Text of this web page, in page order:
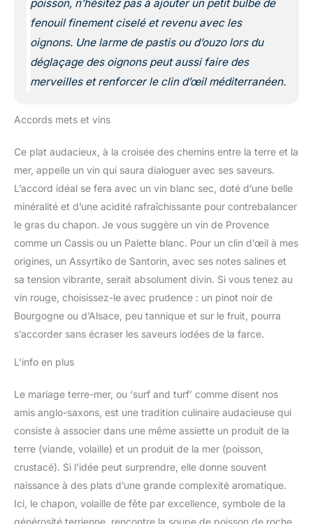
poisson, n’hésitez pas à ajouter un petit bulbe de
fenouil finement ciselé et revenu avec les
oignons. Une larme de pastis ou d’ouzo lors du
déglaçage des oignons peut aussi faire des
merveilles et renforcer le clin d’œil méditerranéen.
Accords mets et vins
Ce plat audacieux, à la croisée des chemins entre la terre et la
mer, appelle un vin qui saura dialoguer avec ses saveurs.
L’accord idéal se fera avec un vin blanc sec, doté d’une belle
minéralité et d’une acidité rafraîchissante pour contrebalancer
le gras du chapon. Je vous suggère un vin de Provence
comme un Cassis ou un Palette blanc. Pour un clin d’œil à mes
origines, un Assyrtiko de Santorin, avec ses notes salines et
sa tension vibrante, serait absolument divin. Si vous tenez au
vin rouge, choisissez-le avec prudence : un pinot noir de
Bourgogne ou d’Alsace, peu tannique et sur le fruit, pourra
s’accorder sans écraser les saveurs iodées de la farce.
L’info en plus
Le mariage terre-mer, ou ‘surf and turf’ comme disent nos
amis anglo-saxons, est une tradition culinaire audacieuse qui
consiste à associer dans une même assiette un produit de la
terre (viande, volaille) et un produit de la mer (poisson,
crustacé). Si l’idée peut surprendre, elle donne souvent
naissance à des plats d’une grande complexité aromatique.
Ici, le chapon, volaille de fête par excellence, symbole de la